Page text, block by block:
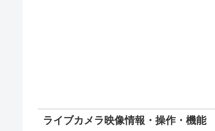
ライブカメラ映像情報・操作・機能